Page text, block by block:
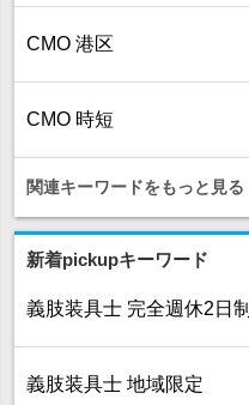
CMO 港区
CMO 時短
関連キーワードをもっと見る
新着pickupキーワード
義肢装具士 完全週休2日制
義肢装具士 地域限定